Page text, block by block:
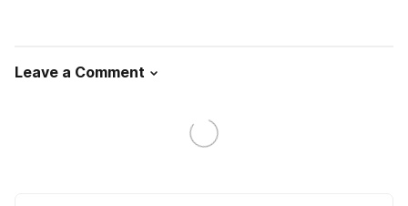
Leave a Comment